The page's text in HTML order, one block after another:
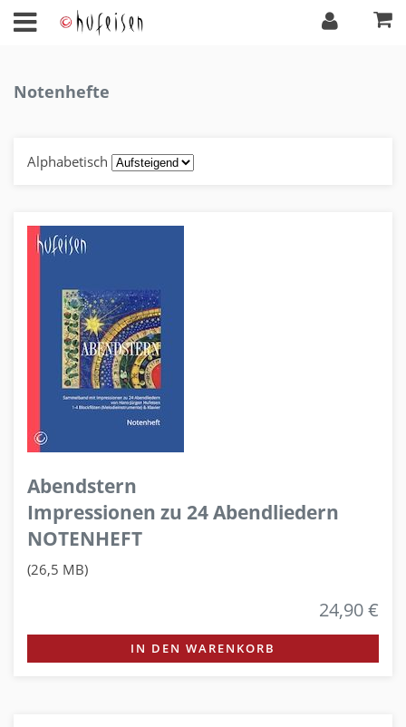
Notenhefte
Alphabetisch
Abendstern
Impressionen zu 24 Abendliedern
NOTENHEFT
(26,5 MB)
24,90 €
IN DEN WARENKORB